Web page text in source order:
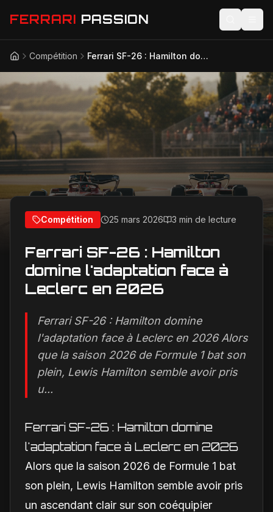
FERRARI PASSION
Actualités
Compétition
Technologie
AccueilCompétition Ferrari SF-26 : Hamilton domine l'adaptation face à Leclerc en 2026
Compétition 25 mars 2026 3 min de lecture
Ferrari SF-26 : Hamilton
domine l'adaptation face à
Leclerc en 2026
Ferrari SF-26 : Hamilton domine
l'adaptation face à Leclerc en 2026 Alors
que la saison 2026 de Formule 1 bat son
plein, Lewis Hamilton semble avoir pris
u...
Ferrari SF-26 : Hamilton domine
l'adaptation face à Leclerc en 2026
Alors que la saison 2026 de Formule 1 bat
son plein, Lewis Hamilton semble avoir pris
un ascendant clair sur son coéquipier